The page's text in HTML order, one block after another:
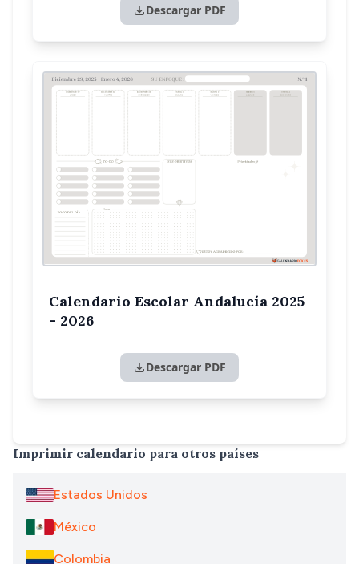
Descargar PDF
Calendario Escolar Andalucía 2025
- 2026
Descargar PDF
Imprimir calendario para otros países
Estados Unidos
México
Colombia